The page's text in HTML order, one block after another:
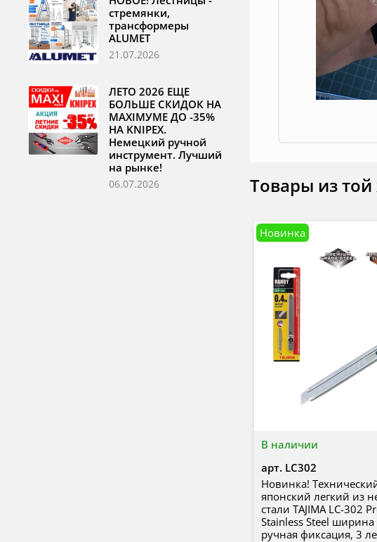
Товары из
В наличии
Новинка
арт. LC302
Новинка!
японский легкий из
стали TAJIMA LC-302
Stainless Steel
ручная фиксация, 3
стремянки,
трансформеры
ALUMET
21.07.2026
ЛЕТО 2026 ЕЩЕ
БОЛЬШЕ СКИДОК НА
MAXIМУМЕ ДО -35%
НА KNIPEX.
Немецкий ручной
инструмент. Лучший
на рынке!
06.07.2026